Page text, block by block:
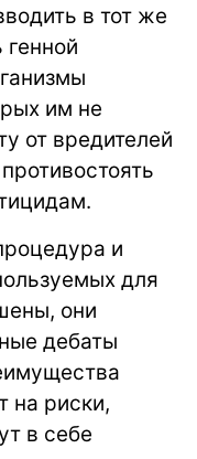
в тот же
генной
им не
от вредителей
и
для
они
дебаты
на риски,
в себе